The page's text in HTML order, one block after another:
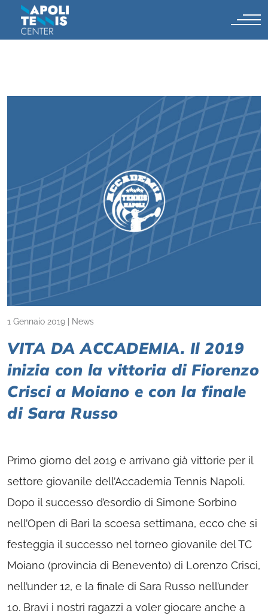
1 Gennaio 2019 News
VITA DA ACCADEMIA. Il 2019
inizia con la vittoria di Fiorenzo
Crisci a Moiano e con la finale
di Sara Russo
Primo giorno del 2019 e arrivano già vittorie per il
settore giovanile dell’Accademia Tennis Napoli.
Dopo il successo d’esordio di Simone Sorbino
nell’Open di Bari la scoesa settimana, ecco che si
festeggia il successo nel torneo giovanile del TC
Moiano (provincia di Benevento) di Lorenzo Crisci,
nell’under 12, e la finale di Sara Russo nell’under
10. Bravi i nostri ragazzi a voler giocare anche a